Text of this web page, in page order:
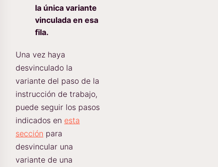
la única variante
vinculada en esa
fila.
Una vez haya
desvinculado la
variante del paso de la
instrucción de trabajo,
puede seguir los pasos
indicados en esta
sección para
desvincular una
variante de una